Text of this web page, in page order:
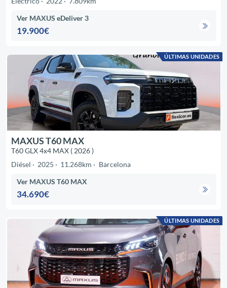
Ver MAXUS eDeliver 3
19.900€
ÚLTIMAS UNIDADES
MAXUS T60 MAX
T60 GLX 4x4 MAX ( 2026 )
Diésel
2025 11.268km Barcelona
Ver MAXUS T60 MAX
34.690€
ÚLTIMAS UNIDADES